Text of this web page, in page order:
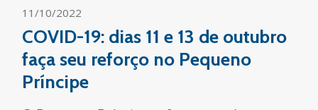
11/10/2022
COVID-19: dias 11 e 13 de outubro
faça seu reforço no Pequeno
Príncipe